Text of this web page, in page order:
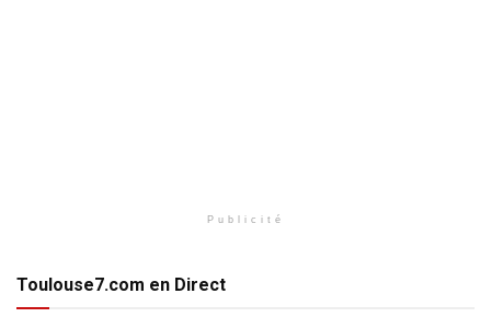
Publicité
Toulouse7.com en Direct